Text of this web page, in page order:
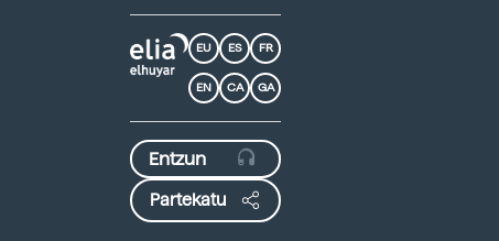
EU ES FR
EN CA GA
Partekatu